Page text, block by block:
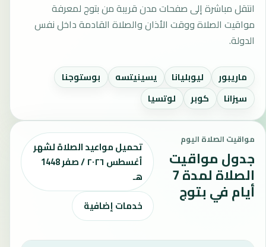
انتقل مباشرة إلى صفحات مدن قريبة من بتوج لمعرفة
مواقيت الصلاة ووقت الأذان والصلاة القادمة داخل نفس
الدولة.
ماريبور ليوبليانا يسينيتسه
بوستوجنا
سيزانا
كوبر لوتسيا
مواقيت الصلاة اليوم
جدول مواقيت
الصلاة لمدة 7
أيام في بتوج
تحميل مواعيد الصلاة لشهر
أغسطس ٢٠٢٦ / صفر 1448
هـ
خدمات إضافية